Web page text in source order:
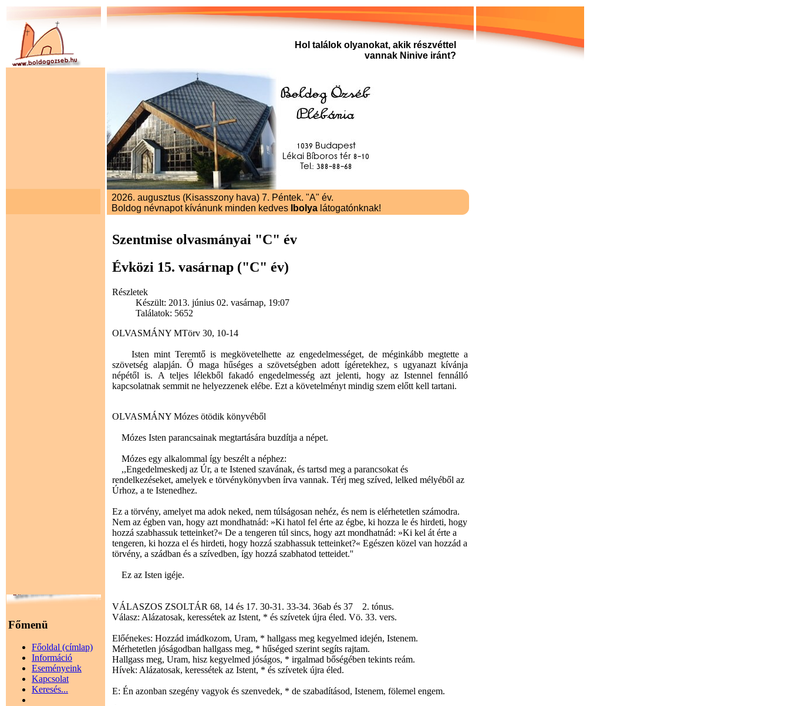
Hol találok olyanokat, akik részvéttel
vannak Ninive iránt?
Főmenü
Főoldal (címlap)
Információ
Eseményeink
Kapcsolat
Keresés...
2026. augusztus (Kisasszony hava) 7. Péntek. "A" év.
Boldog névnapot kívánunk minden kedves
Ibolya látogatónknak!
Szentmise olvasmányai "C" év
Évközi 15. vasárnap ("C" év)
Részletek
Készült: 2013. június 02. vasárnap, 19:07
Találatok: 5652
OLVASMÁNY MTörv 30, 10-14
Isten mint Teremtő is megkövetelhette az engedelmességet, de méginkább megtette a
szövetség alapján. Ő maga hűséges a szövetségben adott ígéretekhez, s ugyanazt kívánja
népétől is. A teljes lélekből fakadó engedelmesség azt jelenti, hogy az Istennel fennálló
kapcsolatnak semmit ne helyezzenek elébe. Ezt a követelményt mindig szem előtt kell tartani.
OLVASMÁNY Mózes ötödik könyvéből
Mózes Isten parancsainak megtartására buzdítja a népet.
Mózes egy alkalommal így beszélt a néphez:
,,Engedelmeskedj az Úr, a te Istened szavának, és tartsd meg a parancsokat és
rendelkezéseket, amelyek e törvénykönyvben írva vannak. Térj meg szíved, lelked mélyéből az
Úrhoz, a te Istenedhez.
Ez a törvény, amelyet ma adok neked, nem túlságosan nehéz, és nem is elérhetetlen számodra.
Nem az égben van, hogy azt mondhatnád: »Ki hatol fel érte az égbe, ki hozza le és hirdeti, hogy
hozzá szabhassuk tetteinket?« De a tengeren túl sincs, hogy azt mondhatnád: »Ki kel át érte a
tengeren, ki hozza el és hirdeti, hogy hozzá szabhassuk tetteinket?« Egészen közel van hozzád a
törvény, a szádban és a szívedben, így hozzá szabhatod tetteidet.''
Ez az Isten igéje.
VÁLASZOS ZSOLTÁR 68, 14 és 17. 30-31. 33-34. 36ab és 37 2. tónus.
Válasz: Alázatosak, keressétek az Istent, * és szívetek újra éled. Vö. 33. vers.
Előénekes: Hozzád imádkozom, Uram, * hallgass meg kegyelmed idején, Istenem.
Mérhetetlen jóságodban hallgass meg, * hűséged szerint segíts rajtam.
Hallgass meg, Uram, hisz kegyelmed jóságos, * irgalmad bőségében tekints reám.
Hívek: Alázatosak, keressétek az Istent, * és szívetek újra éled.
E: Én azonban szegény vagyok és szenvedek, * de szabadításod, Istenem, fölemel engem.